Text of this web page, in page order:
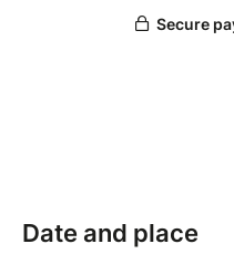
êtes attendue.
Date and place